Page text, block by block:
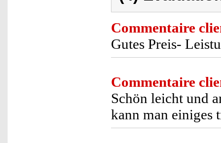
Commentaire
Gutes Preis-
Commentaire
Schön leicht und
kann man einiges